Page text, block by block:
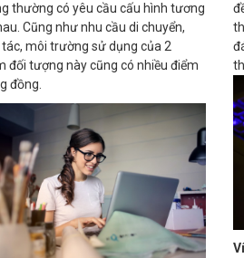
thường có yêu cầu cấu hình tương
Cũng như nhu cầu di chuyển,
môi trường sử dụng của 2
đối tượng này cũng có nhiều điểm
đồng.